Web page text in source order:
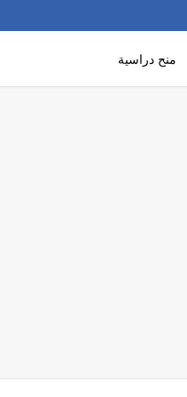
منح دراسية